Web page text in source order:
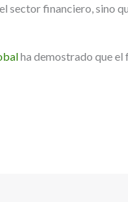
sector financiero, sino
ha demostrado que el